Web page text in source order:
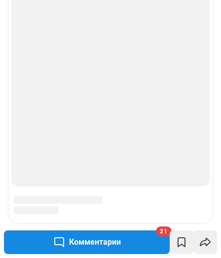
Комментарии
21